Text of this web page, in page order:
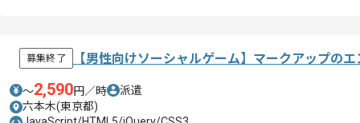
募集終了 【男性向けソーシャルゲーム】マークアップの
〜2,590円／時
派遣
六本木(東京都)